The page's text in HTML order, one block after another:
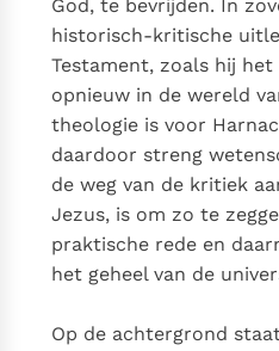
God, te bevrijden. In
historisch-kritische
Testament, zoals hij
opnieuw in de wereld
theologie is voor
daardoor streng
de weg van de kritiek
Jezus, is om zo te
praktische rede en
het geheel van de
Op de achtergrond